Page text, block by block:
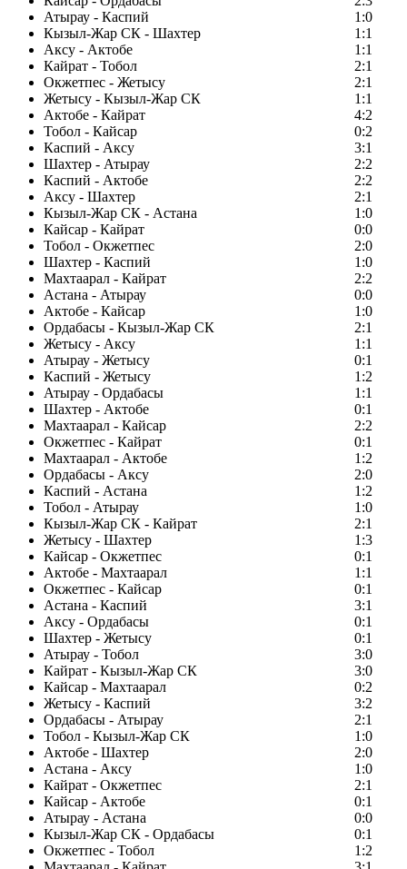
Атырау - Каспий
1:0
Кызыл-Жар СК - Шахтер
1:1
Аксу - Актобе
1:1
Кайрат - Тобол
2:1
Окжетпес - Жетысу
2:1
Жетысу - Кызыл-Жар СК
1:1
Актобе - Кайрат
4:2
Тобол - Кайсар
0:2
Каспий - Аксу
3:1
Шахтер - Атырау
2:2
Каспий - Актобе
2:2
Аксу - Шахтер
2:1
Кызыл-Жар СК - Астана
1:0
Кайсар - Кайрат
0:0
Тобол - Окжетпес
2:0
Шахтер - Каспий
1:0
Махтаарал - Кайрат
2:2
Астана - Атырау
0:0
Актобе - Кайсар
1:0
Ордабасы - Кызыл-Жар СК
2:1
Жетысу - Аксу
1:1
Атырау - Жетысу
0:1
Каспий - Жетысу
1:2
Атырау - Ордабасы
1:1
Шахтер - Актобе
0:1
Махтаарал - Кайсар
2:2
Окжетпес - Кайрат
0:1
Махтаарал - Актобе
1:2
Ордабасы - Аксу
2:0
Каспий - Астана
1:2
Тобол - Атырау
1:0
Кызыл-Жар СК - Кайрат
2:1
Жетысу - Шахтер
1:3
Кайсар - Окжетпес
0:1
Актобе - Махтаарал
1:1
Окжетпес - Кайсар
0:1
Астана - Каспий
3:1
Аксу - Ордабасы
0:1
Шахтер - Жетысу
0:1
Атырау - Тобол
3:0
Кайрат - Кызыл-Жар СК
3:0
Кайсар - Махтаарал
0:2
Жетысу - Каспий
3:2
Ордабасы - Атырау
2:1
Тобол - Кызыл-Жар СК
1:0
Актобе - Шахтер
2:0
Астана - Аксу
1:0
Кайрат - Окжетпес
2:1
Кайсар - Актобе
0:1
Атырау - Астана
0:0
Кызыл-Жар СК - Ордабасы
0:1
Окжетпес - Тобол
1:2